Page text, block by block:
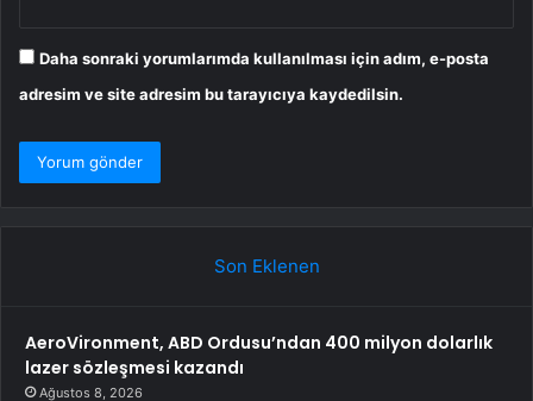
Daha sonraki yorumlarımda kullanılması için adım, e-posta
adresim ve site adresim bu tarayıcıya kaydedilsin.
Son Eklenen
AeroVironment, ABD Ordusu’ndan 400 milyon dolarlık
lazer sözleşmesi kazandı
Ağustos 8, 2026